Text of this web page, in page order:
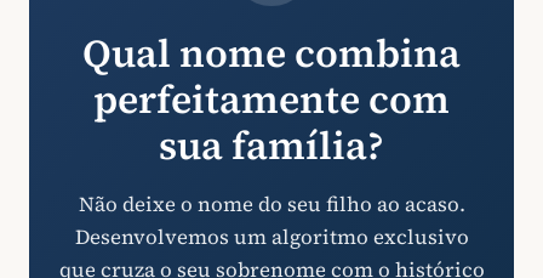
Qual nome combina
perfeitamente com
sua família?
Não deixe o nome do seu filho ao acaso.
Desenvolvemos um algoritmo exclusivo
que cruza o seu sobrenome com o histórico